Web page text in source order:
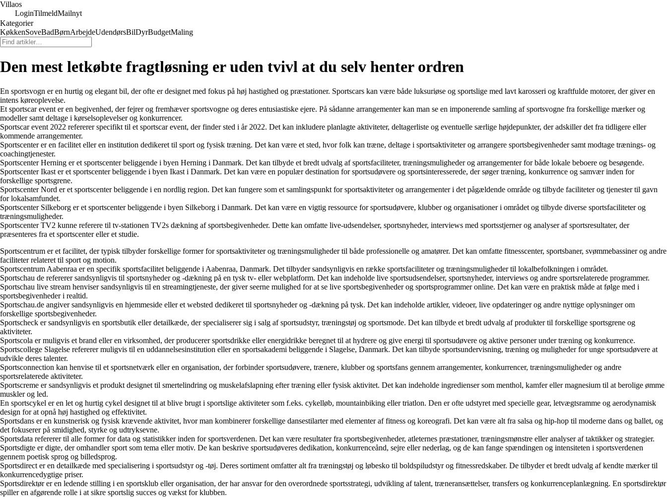
Villaos
LoginTilmeldMailnyt
Kategorier
KøkkenSoveBadBørnArbejdeUdendørsBilDyrBudgetMaling
Den mest letkøbte fragtløsning er uden tvivl at du selv henter ordren
En sportsvogn er en hurtig og elegant bil, der ofte er designet med fokus på høj hastighed og præstationer. Sportscars kan være både luksuriøse og sportslige med lavt karosseri og kraftfulde motorer, der giver en
intens køreoplevelse.
Et sportscar event er en begivenhed, der fejrer og fremhæver sportsvogne og deres entusiastiske ejere. På sådanne arrangementer kan man se en imponerende samling af sportsvogne fra forskellige mærker og
modeller samt deltage i kørselsoplevelser og konkurrencer.
Sportscar event 2022 refererer specifikt til et sportscar event, der finder sted i år 2022. Det kan inkludere planlagte aktiviteter, deltagerliste og eventuelle særlige højdepunkter, der adskiller det fra tidligere eller
kommende arrangementer.
Sportscenter er en facilitet eller en institution dedikeret til sport og fysisk træning. Det kan være et sted, hvor folk kan træne, deltage i sportsaktiviteter og arrangere sportsbegivenheder samt modtage trænings- og
coachingtjenester.
Sportscenter Herning er et sportscenter beliggende i byen Herning i Danmark. Det kan tilbyde et bredt udvalg af sportsfaciliteter, træningsmuligheder og arrangementer for både lokale beboere og besøgende.
Sportscenter Ikast er et sportscenter beliggende i byen Ikast i Danmark. Det kan være en populær destination for sportsudøvere og sportsinteresserede, der søger træning, konkurrence og samvær inden for
forskellige sportsgrene.
Sportscenter Nord er et sportscenter beliggende i en nordlig region. Det kan fungere som et samlingspunkt for sportsaktiviteter og arrangementer i det pågældende område og tilbyde faciliteter og tjenester til gavn
for lokalsamfundet.
Sportscenter Silkeborg er et sportscenter beliggende i byen Silkeborg i Danmark. Det kan være en vigtig ressource for sportsudøvere, klubber og organisationer i området og tilbyde diverse sportsfaciliteter og
træningsmuligheder.
Sportscenter TV2 kunne referere til tv-stationen TV2s dækning af sportsbegivenheder. Dette kan omfatte live-udsendelser, sportsnyheder, interviews med sportsstjerner og analyser af sportsresultater, der
præsenteres fra et sportscenter eller et studie.
Sportscentrum er et facilitet, der typisk tilbyder forskellige former for sportsaktiviteter og træningsmuligheder til både professionelle og amatører. Det kan omfatte fitnesscenter, sportsbaner, svømmebassiner og andre
faciliteter relateret til sport og motion.
Sportscentrum Aabenraa er en specifik sportsfacilitet beliggende i Aabenraa, Danmark. Det tilbyder sandsynligvis en række sportsfaciliteter og træningsmuligheder til lokalbefolkningen i området.
Sportschau de refererer sandsynligvis til sportsnyheder og -dækning på en tysk tv- eller webplatform. Det kan indeholde live sportsudsendelser, sportsnyheder, interviews og andre sportsrelaterede programmer.
Sportschau live stream henviser sandsynligvis til en streamingtjeneste, der giver seerne mulighed for at se live sportsbegivenheder og sportsprogrammer online. Det kan være en praktisk måde at følge med i
sportsbegivenheder i realtid.
Sportschau.de angiver sandsynligvis en hjemmeside eller et websted dedikeret til sportsnyheder og -dækning på tysk. Det kan indeholde artikler, videoer, live opdateringer og andre nyttige oplysninger om
forskellige sportsbegivenheder.
Sportscheck er sandsynligvis en sportsbutik eller detailkæde, der specialiserer sig i salg af sportsudstyr, træningstøj og sportsmode. Det kan tilbyde et bredt udvalg af produkter til forskellige sportsgrene og
aktiviteter.
Sportscola er muligvis et brand eller en virksomhed, der producerer sportsdrikke eller energidrikke beregnet til at hydrere og give energi til sportsudøvere og aktive personer under træning og konkurrence.
Sportscollege Slagelse refererer muligvis til en uddannelsesinstitution eller en sportsakademi beliggende i Slagelse, Danmark. Det kan tilbyde sportsundervisning, træning og muligheder for unge sportsudøvere at
udvikle deres talenter.
Sportsconnection kan henvise til et sportsnetværk eller en organisation, der forbinder sportsudøvere, trænere, klubber og sportsfans gennem arrangementer, konkurrencer, træningsmuligheder og andre
sportsrelaterede aktiviteter.
Sportscreme er sandsynligvis et produkt designet til smertelindring og muskelafslapning efter træning eller fysisk aktivitet. Det kan indeholde ingredienser som menthol, kamfer eller magnesium til at berolige ømme
muskler og led.
En sportscykel er en let og hurtig cykel designet til at blive brugt i sportslige aktiviteter som f.eks. cykelløb, mountainbiking eller triatlon. Den er ofte udstyret med specielle gear, letvægtsramme og aerodynamisk
design for at opnå høj hastighed og effektivitet.
Sportsdans er en kunstnerisk og fysisk krævende aktivitet, hvor man kombinerer forskellige dansestilarter med elementer af fitness og koreografi. Det kan være alt fra salsa og hip-hop til moderne dans og ballet, og
det fokuserer på smidighed, styrke og udtryksevne.
Sportsdata refererer til alle former for data og statistikker inden for sportsverdenen. Det kan være resultater fra sportsbegivenheder, atleternes præstationer, træningsmønstre eller analyser af taktikker og strategier.
Sportsdigte er digte, der omhandler sport som tema eller motiv. De kan beskrive sportsudøveres dedikation, konkurrenceånd, sejre eller nederlag, og de kan fange spændingen og intensiteten i sportsverdenen
gennem poetisk sprog og billedsprog.
Sportsdirect er en detailkæde med specialisering i sportsudstyr og -tøj. Deres sortiment omfatter alt fra træningstøj og løbesko til boldspiludstyr og fitnessredskaber. De tilbyder et bredt udvalg af kendte mærker til
konkurrencedygtige priser.
Sportsdirektør er en ledende stilling i en sportsklub eller organisation, der har ansvar for den overordnede sportsstrategi, udvikling af talent, træneransættelser, transfers og konkurrenceplanlægning. En sportsdirektør
spiller en afgørende rolle i at sikre sportslig succes og vækst for klubben.